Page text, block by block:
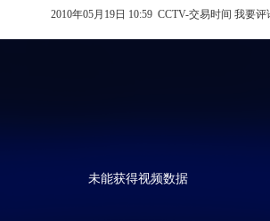
2010年05月19日 10:59 CCTV-交易时间 我要评
未能获得视频数据